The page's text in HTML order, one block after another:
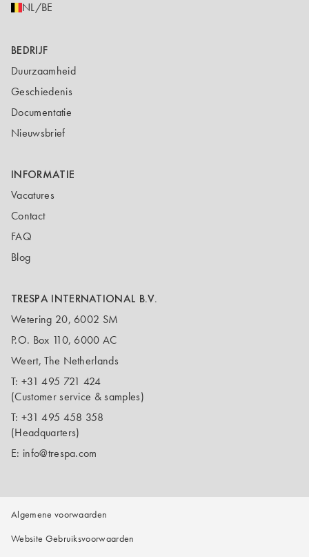
NL/BE
BEDRIJF
Duurzaamheid
Geschiedenis
Documentatie
Nieuwsbrief
INFORMATIE
Vacatures
Contact
FAQ
Blog
TRESPA INTERNATIONAL B.V.
Wetering 20, 6002 SM
P.O. Box 110, 6000 AC
Weert, The Netherlands
T: +31 495 721 424
(Customer service & samples)
T: +31 495 458 358
(Headquarters)
E: info@trespa.com
Algemene voorwaarden
Website Gebruiksvoorwaarden